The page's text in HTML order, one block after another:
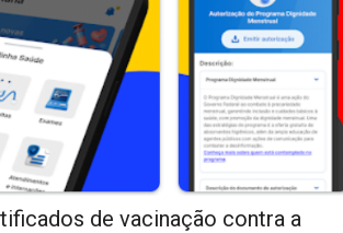
de vacinação contra a